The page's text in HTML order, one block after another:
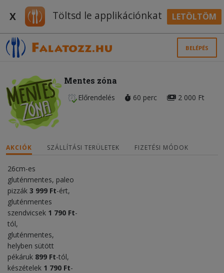
X Töltsd le applikációnkat LETÖLTÖM
BELÉPÉS
Mentes zóna
Előrendelés 60 perc 2 000 Ft
AKCIÓK SZÁLLÍTÁSI TERÜLETEK FIZETÉSI MÓDOK
26cm-es
gluténmentes, paleo
pizzák 3 999 Ft-ért,
gluténmentes
szendvicsek 1 790 Ft-
tól,
gluténmentes,
helyben sütött
pékáruk 899 Ft-tól,
készételek 1 790 Ft-